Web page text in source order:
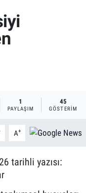
1
PAYLAŞIM
45
GÖSTERIM
A+
tarihli yazısı: